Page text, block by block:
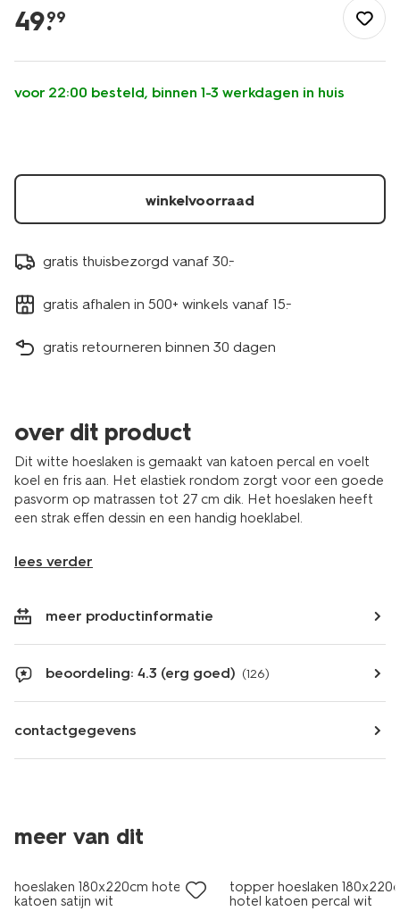
slapen/slapen/hoeslaken/hoeslaken-
180x220cm-
katoen-
percal-
wit-
49.
99
voor 22:00 besteld, binnen 1-3 werkdagen in huis
winkelvoorraad
gratis thuisbezorgd vanaf 30.-
gratis afhalen in 500+ winkels vanaf 15.-
gratis retourneren binnen 30 dagen
over dit product
Dit witte hoeslaken is gemaakt van katoen percal en voelt
koel en fris aan. Het elastiek rondom zorgt voor een goede
pasvorm op matrassen tot 27 cm dik. Het hoeslaken heeft
een strak effen dessin en een handig hoeklabel.
lees verder
meer productinformatie
beoordeling: 4.3 (erg goed) (126)
contactgegevens
meer van dit
30% korting
met je HEMA pas
hoeslaken 180x220cm hotel
katoen satijn wit
topper hoeslaken
hotel katoen percal wit